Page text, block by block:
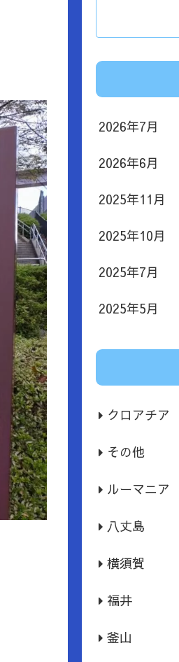
2026年7月
2026年6月
2025年11月
2025年10月
2025年7月
2025年5月
クロアチア
その他
ルーマニア
八丈島
横須賀
福井
釜山